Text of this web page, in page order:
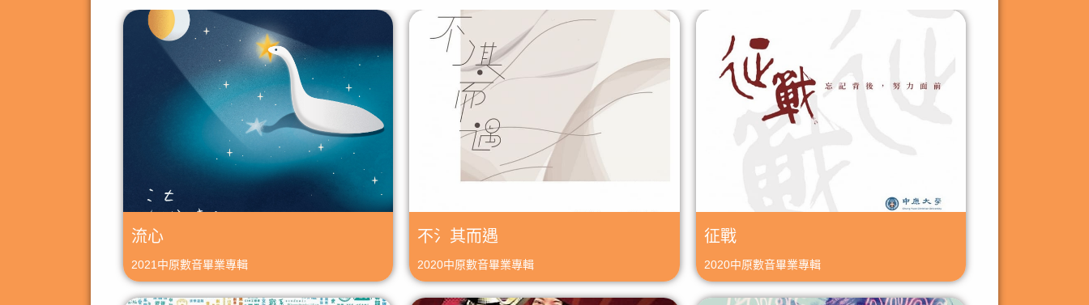
流心
2021中原數音畢業專輯
不氵其而遇
2020中原數音畢業專輯
征戰
2020中原數音畢業專輯